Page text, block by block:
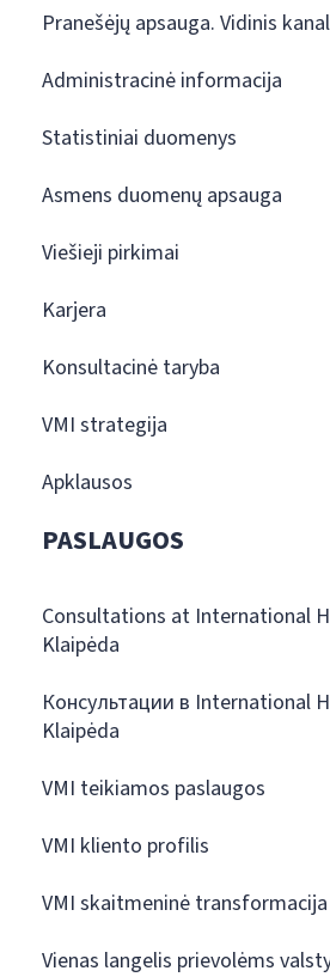
Pranešėjų apsauga. Vidinis
Administracinė informacija
Statistiniai duomenys
Asmens duomenų apsauga
Viešieji pirkimai
Karjera
Konsultacinė taryba
VMI strategija
Apklausos
PASLAUGOS
Consultations at International
Klaipėda
Консультации в International
Klaipėda
VMI teikiamos paslaugos
VMI kliento profilis
VMI skaitmeninė transformacija
Vienas langelis prievolėms